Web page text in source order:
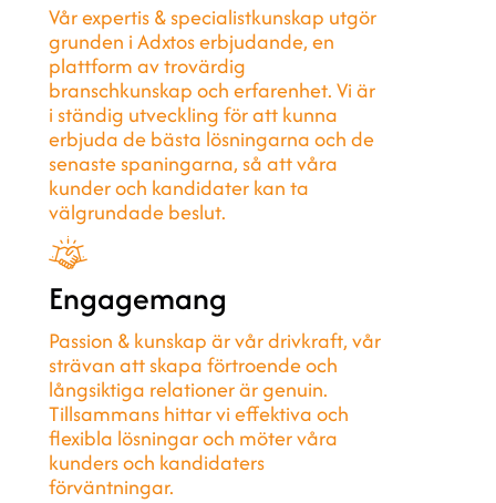
Vår expertis & specialistkunskap utgör
grunden i Adxtos erbjudande, en
plattform av trovärdig
branschkunskap och erfarenhet. Vi är
i ständig utveckling för att kunna
erbjuda de bästa lösningarna och de
senaste spaningarna, så att våra
kunder och kandidater kan ta
välgrundade beslut.
Engagemang
Passion & kunskap är vår drivkraft, vår
strävan att skapa förtroende och
långsiktiga relationer är genuin.
Tillsammans hittar vi effektiva och
flexibla lösningar och möter våra
kunders och kandidaters
förväntningar.